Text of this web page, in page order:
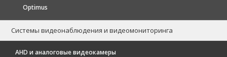
Optimus
Системы видеонаблюдения и видеомониторинга
AHD и аналоговые видеокамеры